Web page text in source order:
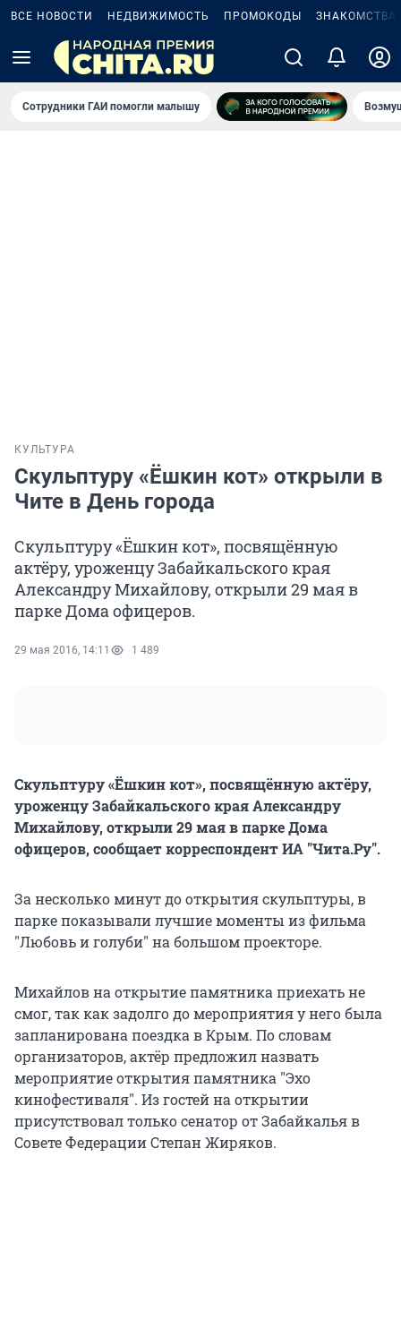
ВСЕ НОВОСТИ НЕДВИЖИМОСТЬ ПРОМОКОДЫ ЗНАКОМСТВА
Сотрудники ГАИ помогли малышу
КУЛЬТУРА
Скульптуру «Ёшкин кот» открыли в
Чите в День города
Скульптуру «Ёшкин кот», посвящённую
актёру, уроженцу Забайкальского края
Александру Михайлову, открыли 29 мая в
парке Дома офицеров.
29 мая 2016, 14:11 1 489
Скульптуру «Ёшкин кот», посвящённую актёру,
уроженцу Забайкальского края Александру
Михайлову, открыли 29 мая в парке Дома
офицеров, сообщает корреспондент ИА "Чита.Ру".
За несколько минут до открытия скульптуры, в
парке показывали лучшие моменты из фильма
"Любовь и голуби" на большом проекторе.
Михайлов на открытие памятника приехать не
смог, так как задолго до мероприятия у него была
запланирована поездка в Крым. По словам
организаторов, актёр предложил назвать
мероприятие открытия памятника "Эхо
кинофестиваля". Из гостей на открытии
присутствовал только сенатор от Забайкалья в
Совете Федерации Степан Жиряков.